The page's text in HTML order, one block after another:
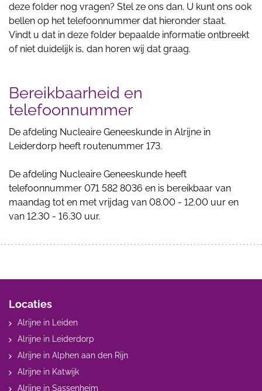
deze folder nog vragen? Stel ze ons dan. U kunt ons ook
bellen op het telefoonnummer dat hieronder staat.
Vindt u dat in deze folder bepaalde informatie ontbreekt
of niet duidelijk is, dan horen wij dat graag.
Bereikbaarheid en
telefoonnummer
De afdeling Nucleaire Geneeskunde in Alrijne in
Leiderdorp heeft routenummer 173.
De afdeling Nucleaire Geneeskunde heeft
telefoonnummer 071 582 8036 en is bereikbaar van
maandag tot en met vrijdag van 08.00 - 12.00 uur en
van 12.30 - 16.30 uur.
Locaties
Alrijne in Leiden
Alrijne in Leiderdorp
Alrijne in Alphen aan den Rijn
Alrijne in Katwijk
Alrijne in Sassenheim